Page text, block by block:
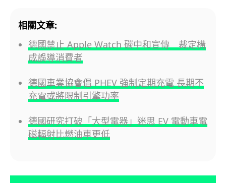
相關文章:
德國禁止 Apple Watch 碳中和宣傳 裁定構
成誤導消費者
德國車業協會倡 PHEV 強制定期充電 長期不
充電或將限制引擎功率
德國研究打破「大型電器」迷思 EV 電動車電
磁輻射比燃油車更低